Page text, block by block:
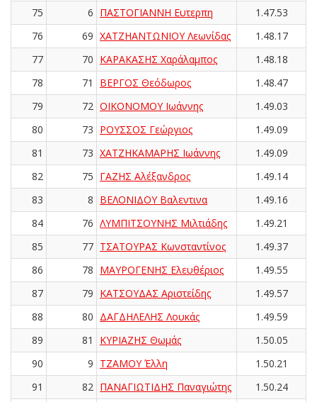
75
6 ΠΑΣΤΟΓΙΑΝΝΗ Ευτερπη
1.47.53
76
69 ΧΑΤΖΗΑΝΤΩΝΙΟΥ Λεωνίδας
1.48.17
77
70 ΚΑΡΑΚΑΣΗΣ Χαράλαμπος
1.48.18
78
71 ΒΕΡΓΟΣ Θεόδωρος
1.48.47
79
72 ΟΙΚΟΝΟΜΟΥ Ιωάννης
1.49.03
80
73 ΡΟΥΣΣΟΣ Γεώργιος
1.49.09
81
73 ΧΑΤΖΗΚΑΜΑΡΗΣ Ιωάννης
1.49.09
82
75 ΓΑΖΗΣ Αλέξανδρος
1.49.14
83
8 ΒΕΛΟΝΙΔΟΥ Βαλεντινα
1.49.16
84
76 ΛΥΜΠΙΤΣΟΥΝΗΣ Μιλτιάδης
1.49.21
85
77 ΤΣΑΤΟΥΡΑΣ Κωνσταντίνος
1.49.37
86
78 ΜΑΥΡΟΓΕΝΗΣ Ελευθέριος
1.49.55
87
79 ΚΑΤΣΟΥΔΑΣ Αριστείδης
1.49.57
88
80 ΔΑΓΔΗΛΕΛΗΣ Λουκάς
1.49.59
89
81 ΚΥΡΙΑΖΗΣ Θωμάς
1.50.05
90
9 ΤΖΑΜΟΥ Έλλη
1.50.21
91
82 ΠΑΝΑΓΙΩΤΙΔΗΣ Παναγιώτης
1.50.24